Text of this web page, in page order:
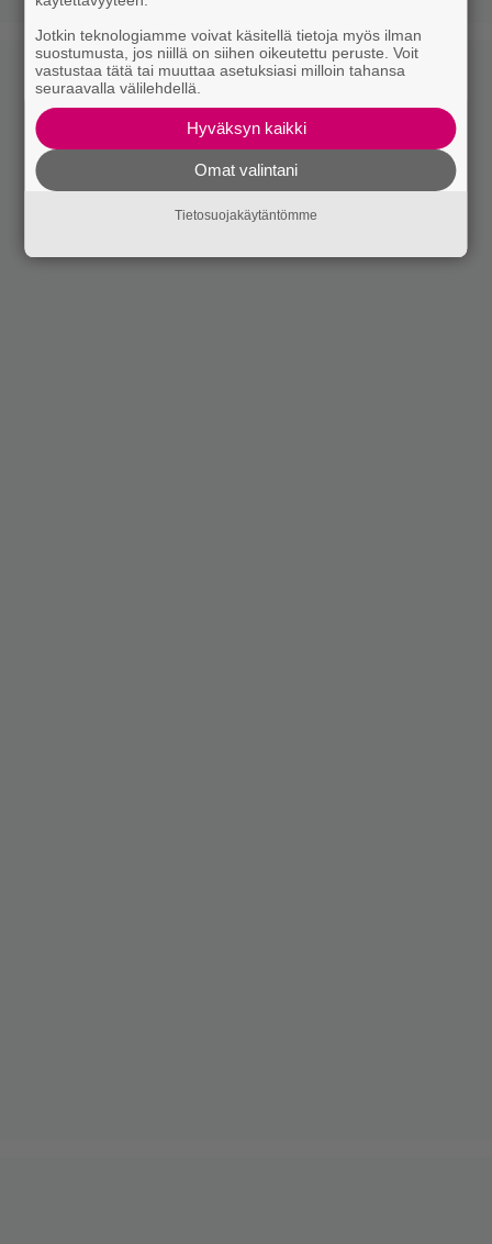
Jotkin teknologiamme voivat käsitellä tietoja myös ilman
suostumusta, jos niillä on siihen oikeutettu peruste. Voit
vastustaa tätä tai muuttaa asetuksiasi milloin tahansa
seuraavalla välilehdellä.
Hyväksyn kaikki
Omat valintani
Tietosuojakäytäntömme